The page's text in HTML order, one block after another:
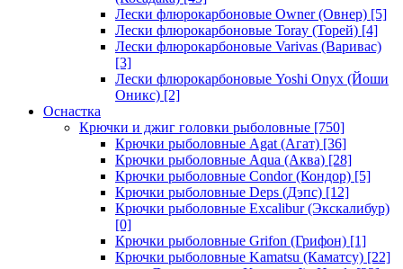
Лески флюрокарбоновые Owner (Овнер) [5]
Лески флюрокарбоновые Toray (Торей) [4]
Лески флюрокарбоновые Varivas (Варивас)
[3]
Лески флюрокарбоновые Yoshi Onyx (Йоши
Оникс) [2]
Оснастка
Крючки и джиг головки рыболовные [750]
Крючки рыболовные Agat (Агат) [36]
Крючки рыболовные Aqua (Аква) [28]
Крючки рыболовные Condor (Кондор) [5]
Крючки рыболовные Deps (Дэпс) [12]
Крючки рыболовные Excalibur (Экскалибур)
[0]
Крючки рыболовные Grifon (Грифон) [1]
Крючки рыболовные Kamatsu (Каматсу) [22]